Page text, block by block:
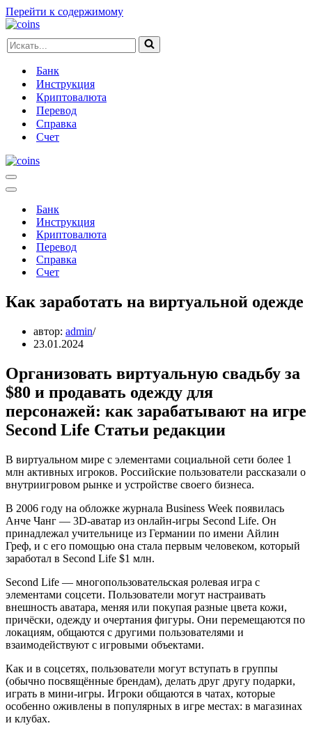
Перейти к содержимому
Искать...
Банк
Инструкция
Криптовалюта
Перевод
Справка
Счет
Меню
навигации
Меню
навигацииБанк
Инструкция
Криптовалюта
Перевод
Справка
Счет
Как заработать на виртуальной одежде
автор: admin
23.01.2024
Организовать виртуальную свадьбу за
$80 и продавать одежду для
персонажей: как зарабатывают на игре
Second Life Статьи редакции
В виртуальном мире с элементами социальной сети более 1
млн активных игроков. Российские пользователи рассказали о
внутриигровом рынке и устройстве своего бизнеса.
В 2006 году на обложке журнала Business Week появилась
Анче Чанг — 3D-аватар из онлайн-игры Second Life. Он
принадлежал учительнице из Германии по имени Айлин
Греф, и с его помощью она стала первым человеком, который
заработал в Second Life $1 млн.
Second Life — многопользовательская ролевая игра с
элементами соцсети. Пользователи могут настраивать
внешность аватара, меняя или покупая разные цвета кожи,
причёски, одежду и очертания фигуры. Они перемещаются по
локациям, общаются с другими пользователями и
взаимодействуют с игровыми объектами.
Как и в соцсетях, пользователи могут вступать в группы
(обычно посвящённые брендам), делать друг другу подарки,
играть в мини-игры. Игроки общаются в чатах, которые
особенно оживлены в популярных в игре местах: в магазинах
и клубах.